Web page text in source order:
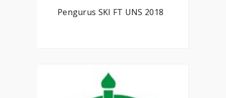
Pengurus SKI FT UNS 2018